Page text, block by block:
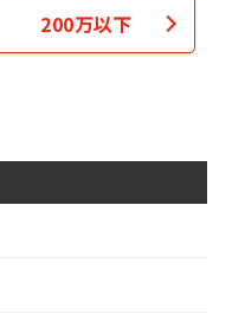
200万以下